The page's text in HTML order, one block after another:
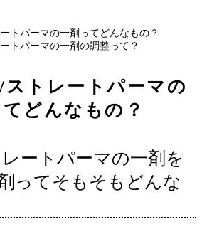
トパーマの一剤ってどんなもの？
トパーマの一剤の調整って？
トレートパーマの
どんなもの？
ートパーマの一剤を
ってそもそもどんな